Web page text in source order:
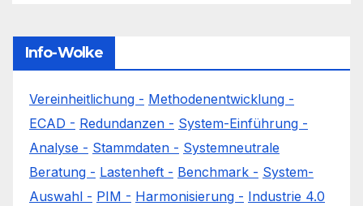
Info-Wolke
Vereinheitlichung - Methodenentwicklung -
ECAD - Redundanzen - System-Einführung -
Analyse - Stammdaten - Systemneutrale
Beratung - Lastenheft - Benchmark - System-
Auswahl - PIM - Harmonisierung - Industrie 4.0